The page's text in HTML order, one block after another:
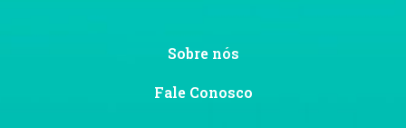
Sobre nós
Fale Conosco